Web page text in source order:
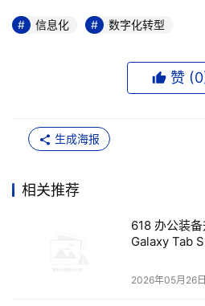
付业务数字化转型》的主题演讲
已明确下来，各清算中心划分好
（京东科技集团金融机构部-金
京东科技集团金融机构部-
金融
表了《数智时代金融创新展望》
路径是战略转型引发的架构、技
信息化 数字化转型
赞 (0
生成海报
相关推荐
618 办公装
Galaxy Tab
2026年05月26